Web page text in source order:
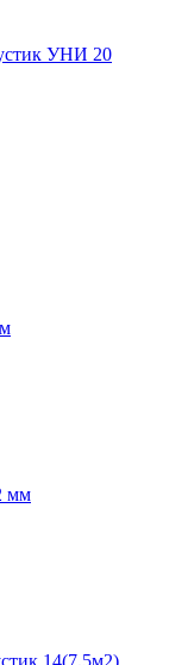
УНИ 20
мм
14(7,5м2)